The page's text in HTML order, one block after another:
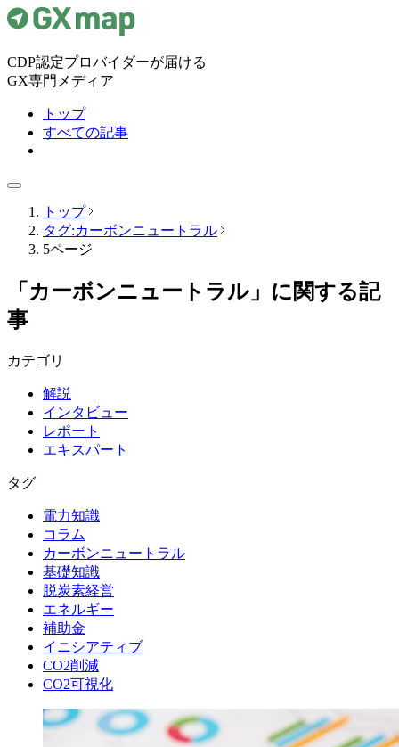
CDP認定プロバイダーが届ける
GX専門メディア
トップ
すべての記事
トップ
タグ:カーボンニュートラル
5ページ
「カーボンニュートラル」に関する記
事
カテゴリ
解説
インタビュー
レポート
エキスパート
タグ
電力知識
コラム
カーボンニュートラル
基礎知識
脱炭素経営
エネルギー
補助金
イニシアティブ
CO2削減
CO2可視化